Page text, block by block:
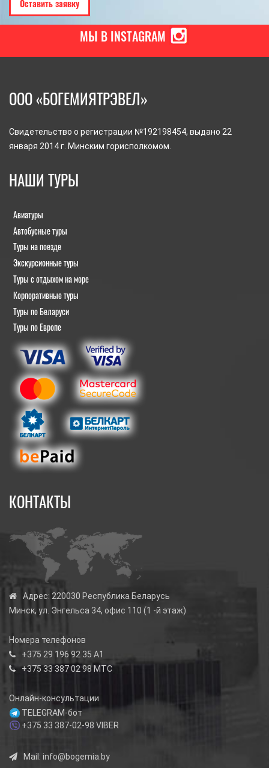
МЫ В INSTAGRAM
ООО «БОГЕМИЯТРЭВЕЛ»
Свидетельство о регистрации №192198454, выдано 22
января 2014 г. Минским горисполкомом.
НАШИ ТУРЫ
Авиатуры
Автобусные туры
Туры на поезде
Экскурсионные туры
Туры с отдыхом на море
Корпоративные туры
Туры по Беларуси
Туры по Европе
КОНТАКТЫ
Адрес: 220030 Республика Беларусь
Минск, ул. Энгельса 34, офис 110 (1 -й этаж)
Номера телефонов
+375 29 196 92 35 А1
+375 33 387 02 98МТС
Онлайн-консультации
TELEGRAM-бот
+375 33 387-02-98 VIBER
Mail: info@bogemia.by